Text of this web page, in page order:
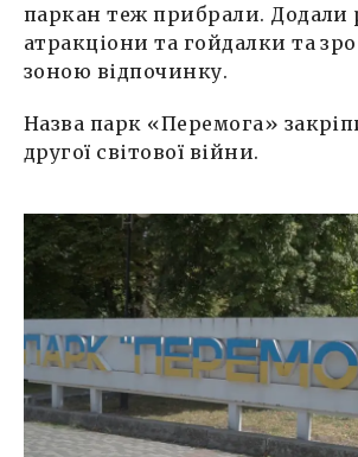
паркан теж прибрали. Додали
атракціони та гойдалки та
зоною відпочинку.
Назва парк «Перемога»
другої світової війни.